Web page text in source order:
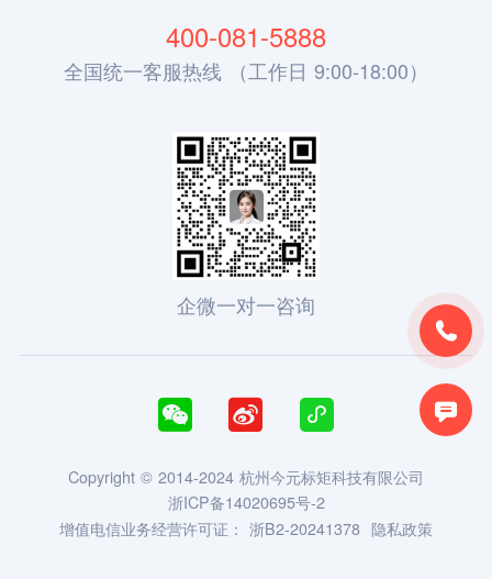


400-081-5888
全国统一客服热线 （工作日 9:00-18:00）
企微一对一咨询
  
Copyright © 2014-2024 杭州今元标矩科技有限公司
浙ICP备14020695号-2
增值电信业务经营许可证： 浙B2-20241378 隐私政策